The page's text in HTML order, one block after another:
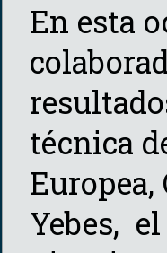
En esta
técnica
Yebes,